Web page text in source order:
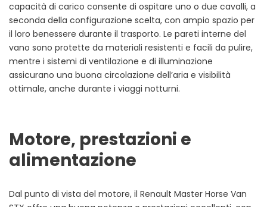
capacità di carico consente di ospitare uno o due cavalli, a
seconda della configurazione scelta, con ampio spazio per
il loro benessere durante il trasporto. Le pareti interne del
vano sono protette da materiali resistenti e facili da pulire,
mentre i sistemi di ventilazione e di illuminazione
assicurano una buona circolazione dell’aria e visibilità
ottimale, anche durante i viaggi notturni.
Motore, prestazioni e
alimentazione
Dal punto di vista del motore, il Renault Master Horse Van